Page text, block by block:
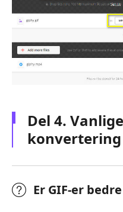
Del 4.
konvertering
Er GIF-er